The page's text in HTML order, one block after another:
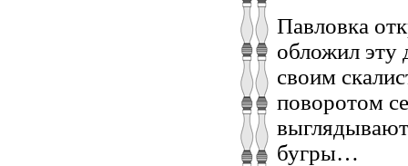
Павловка
обложил
своим
поворотом
бугры…